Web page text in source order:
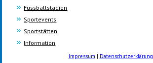
Fussballstadien
Sportevents
Sportstätten
Information
Impressum | Datenschutzerklärung